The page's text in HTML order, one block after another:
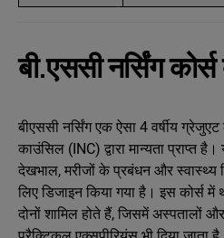
बी.एससी नर्सिंग
बीएससी नर्सिंग एक ऐसा 4 वर्षीय ग्रेजुएट
काउंसिल (INC) द्वारा मान्यता प्राप्त
देखभाल, मरीजों के प्रबंधन और स्वास्थ्य
लिए डिजाइन किया गया है। इस कोर्स में
दोनों शामिल होते हैं, जिसमें अस्पतालों